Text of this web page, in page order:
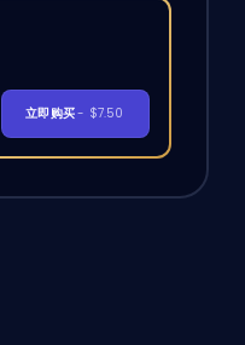
立即购买- $7.50